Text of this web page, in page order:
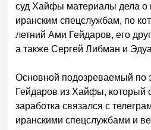
суд Хайфы материалы дела о
иранским спецслужбам, по
летний Ами Гейдаров, его
а также Сергей Либман и
Основной подозреваемый по
Гейдаров из Хайфы, который
заработка связался с
иранскими спецслужбами и